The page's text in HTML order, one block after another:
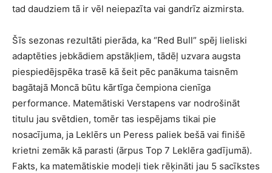
tad daudziem tā ir vēl neiepazīta vai gandrīz aizmirsta.
Šīs sezonas rezultāti pierāda, ka “Red Bull” spēj lieliski
adaptēties jebkādiem apstākļiem, tādēļ uzvara augsta
piespiedējspēka trasē kā šeit pēc panākuma taisnēm
bagātajā Moncā būtu kārtīga čempiona cienīga
performance. Matemātiski Verstapens var nodrošināt
titulu jau svētdien, tomēr tas iespējams tikai pie
nosacījuma, ja Leklērs un Peress paliek bešā vai finišē
krietni zemāk kā parasti (ārpus Top 7 Leklēra gadījumā).
Fakts, ka matemātiskie modeļi tiek rēķināti jau 5 sacīkstes